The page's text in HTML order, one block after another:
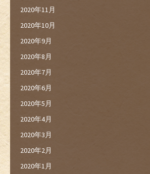
2020年11月
2020年10月
2020年9月
2020年8月
2020年7月
2020年6月
2020年5月
2020年4月
2020年3月
2020年2月
2020年1月